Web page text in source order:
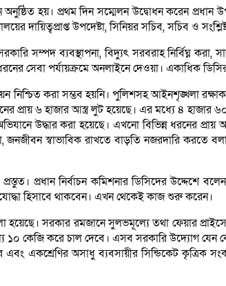
হয়। প্রথম দিন সম্মেলন উদ্বোধন করেন প্রধান
উপদেষ্টা, সিনিয়র সচিব, সচিব ও
সম্পদ ব্যবস্থাপনা, বিদ্যুৎ সরবরাহ নির্বিঘ্ন
সেবা পর্যায়ক্রমে অনলাইনে দেওয়া। একাধিক
নিশ্চিত করা সম্ভব হয়নি। পুলিশসহ আইনশৃঙ্খলা
৬ হাজার আস্ত্র লুট হয়েছে। এর মধ্যে ৪ হাজার
উদ্ধার করা হয়েছে। এখনো বিভিন্ন ধরনের প্রায়
জনজীবন স্বাভাবিক রাখতে বাড়তি নজরদারি করতে
প্রস্তুত। প্রধান নির্বাচন কমিশনার ডিসিদের
হিসাবে থাকবেন। এখন থেকেই কাজ শুরু করেন।
হয়েছে। সরকার রমজানে সুলভমূল্যে তথা ফেয়ার
কেজি করে চাল দেবে। এসব সরকারি উদ্যোগ যেন
অসাধু ব্যবসায়ীর সিন্ডিকেট কৃত্রিক